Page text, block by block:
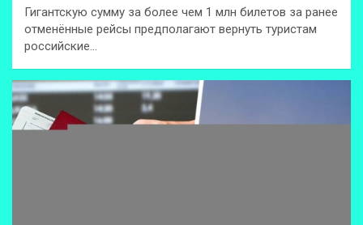
Гигантскую сумму за более чем 1 млн билетов за ранее
отменённые рейсы предполагают вернуть туристам
российские…